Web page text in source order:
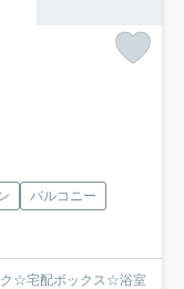
バルコニー
☆宅配ボックス☆浴室